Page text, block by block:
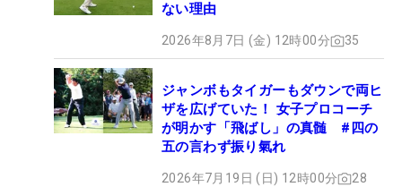
ない理由
2026年8月7日 (金) 12時00分 35
ジャンボもタイガーもダウンで両ヒ
ザを広げていた！ 女子プロコーチ
が明かす「飛ばし」の真髄 #四の
五の言わず振り氣れ
2026年7月19日 (日) 12時00分 28